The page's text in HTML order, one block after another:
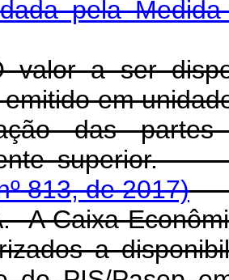
pela
a ser
em
das
813, de 2017)
A Caixa
a